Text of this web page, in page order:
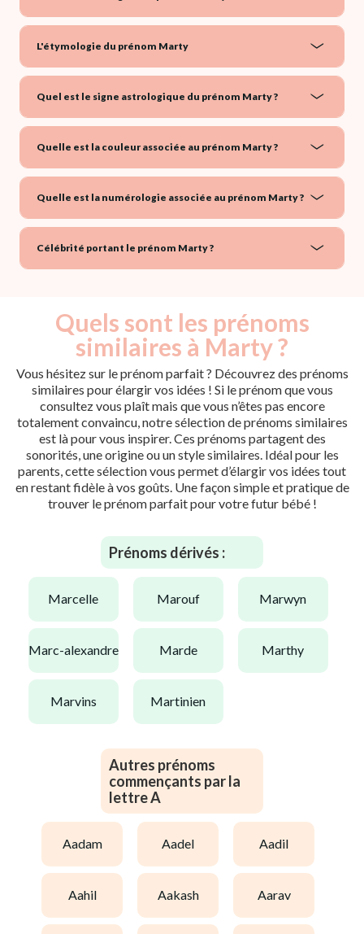
L'étymologie du prénom Marty
Quel est le signe astrologique du prénom Marty ?
Quelle est la couleur associée au prénom Marty ?
Quelle est la numérologie associée au prénom Marty ?
Célébrité portant le prénom Marty ?
Quels sont les prénoms
similaires à Marty ?
Vous hésitez sur le prénom parfait ? Découvrez des prénoms
similaires pour élargir vos idées ! Si le prénom que vous
consultez vous plaît mais que vous n’êtes pas encore
totalement convaincu, notre sélection de prénoms similaires
est là pour vous inspirer. Ces prénoms partagent des
sonorités, une origine ou un style similaires. Idéal pour les
parents, cette sélection vous permet d’élargir vos idées tout
en restant fidèle à vos goûts. Une façon simple et pratique de
trouver le prénom parfait pour votre futur bébé !
Prénoms dérivés :
marcelle marouf marwyn
marc-alexandre marde marthy
marvins martinien
Autres prénoms
commençants par la
lettre A
aadam aadel aadil
aahil aakash aarav